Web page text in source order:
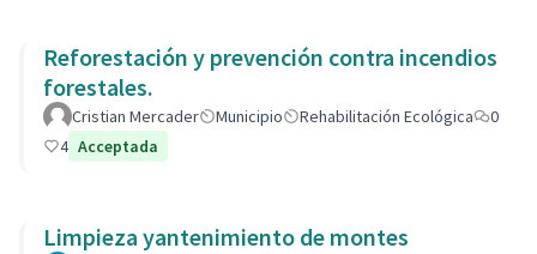
Reforestación y prevención contra incendios
forestales.
Cristian Mercader Municipio Rehabilitación Ecológica
0
4 Acceptada
Limpieza yantenimiento de montes